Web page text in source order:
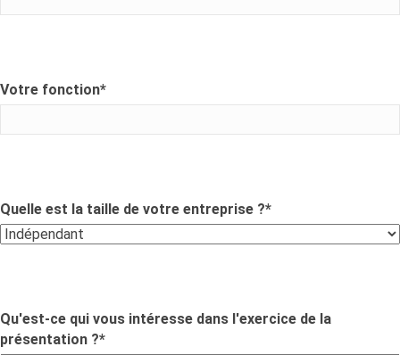
Votre fonction*
Quelle est la taille de votre entreprise ?*
Qu'est-ce qui vous intéresse dans l'exercice de la
présentation ?*